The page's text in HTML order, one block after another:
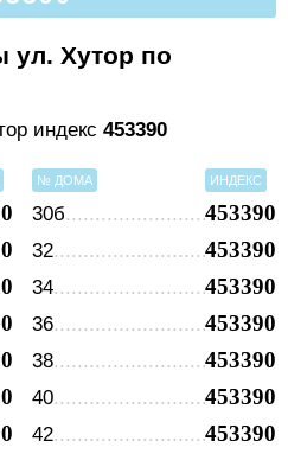
ул. Хутор по
индекс 453390
№ ДОМА ИНДЕКС
30б 453390
32 453390
34 453390
36 453390
38 453390
40 453390
42 453390